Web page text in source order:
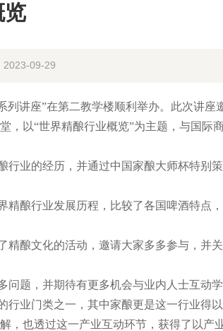
览
2023-09-29
讲座”在第二教学楼顺利举办。此次讲座
，以“世界精酿行业概览”为主题，与国际
业的经历，并通过中国家酿大师杯特别
酿行业发展历程，比较了各国啤酒特点
酿文化的活动，邀请大家多多参与，并
题，并期待有更多机会与业内人士互动学
业门类之一，其中家酿更是这一行业得
，也透过这一产业互动环节，获得了以产